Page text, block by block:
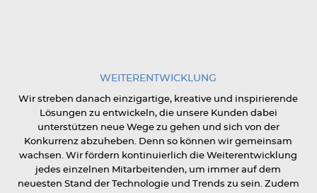
WEITERENTWICKLUNG
Wir streben danach einzigartige, kreative und inspirierende
Lösungen zu entwickeln, die unsere Kunden dabei
unterstützen neue Wege zu gehen und sich von der
Konkurrenz abzuheben. Denn so können wir gemeinsam
wachsen. Wir fördern kontinuierlich die Weiterentwicklung
jedes einzelnen Mitarbeitenden, um immer auf dem
neuesten Stand der Technologie und Trends zu sein. Zudem